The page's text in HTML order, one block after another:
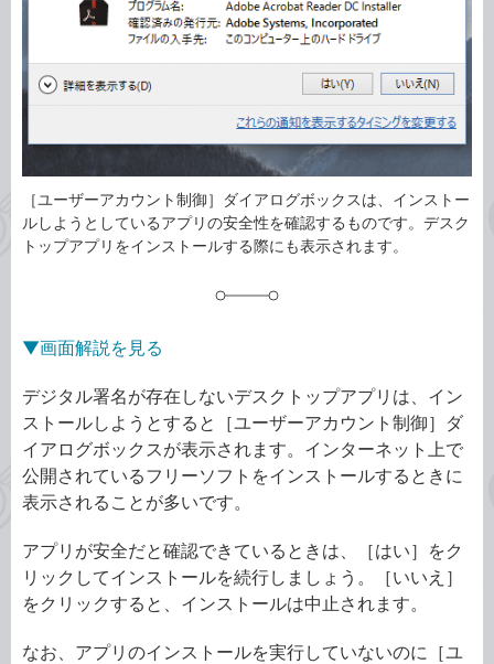
［ユーザーアカウント制御］ダイアログボックスは、インストー
ルしようとしているアプリの安全性を確認するものです。デスク
トップアプリをインストールする際にも表示されます。
▼画面解説を見る
デジタル署名が存在しないデスクトップアプリは、イン
ストールしようとすると［ユーザーアカウント制御］ダ
イアログボックスが表示されます。インターネット上で
公開されているフリーソフトをインストールするときに
表示されることが多いです。
アプリが安全だと確認できているときは、［はい］をク
リックしてインストールを続行しましょう。［いいえ］
をクリックすると、インストールは中止されます。
なお、アプリのインストールを実行していないのに［ユ